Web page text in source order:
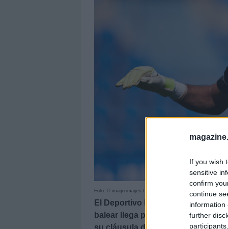
If you wish
sensitive
confirm
continue
information
further
Foto: © imago images / Ricardo Larreina
El Deportivo ha reforzado su
balear llega procedente del